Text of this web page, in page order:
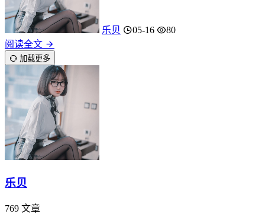
乐贝 05-16
80
阅读全文
加载更多
乐贝
769 文章